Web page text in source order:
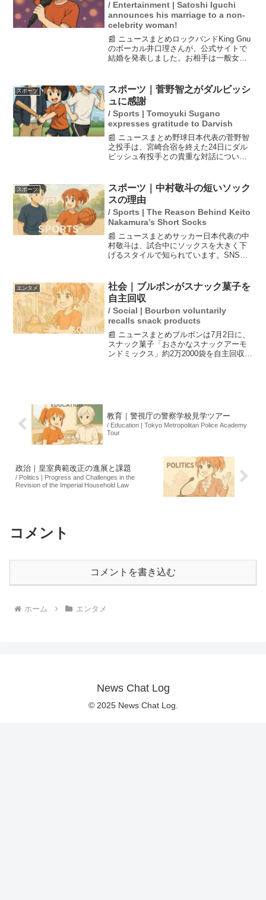
/ Entertainment | Satoshi Iguchi
announces his marriage to a non-
celebrity woman!
📰 ニュースまとめロックバンドKing Gnu
のボーカル井口理さんが、公式サイトで
結婚を発表しました。お相手は一般女性
います。井口さんは31歳であり、これか
らの人生の新...
スポーツ
スポーツ｜菅野智之がダルビッシ
ュに感謝
/ Sports | Tomoyuki Sugano
expresses gratitude to Darvish
📰 ニュースまとめ野球日本代表の菅野智
之投手は、宮崎合宿を終えた24日にダル
ビッシュ有投手との貴重な対話について
の野球人生にとって「財産」になったと
語り、その探究心に...
スポーツ
スポーツ｜中村敬斗の短いソック
スの理由
/ Sports | The Reason Behind Keito
Nakamura’s Short Socks
📰 ニュースまとめサッカー日本代表の中
村敬斗は、試合中にソックスを大きく下
げるスタイルで知られています。SNSで
い体質が影響しています。オーストリア
のLASK時代にはソ...
エンタメ
社会｜ブルボンがスナック菓子を
自主回収
/ Social | Bourbon voluntarily
recalls snack products
📰 ニュースまとめブルボンは7月2日に、
スナック菓子「おさかなスナックアーモ
ンドミックス」約2万2000袋を自主回収す
教育｜警視庁の警察学校見学ツアー
/ Education | Tokyo Metropolitan Police Academy
Tour
政治｜皇室典範改正の進展と課題
/ Politics | Progress and Challenges in the
Revision of the Imperial Household Law
コメント
コメントを書き込む
ホーム エンタメ
News Chat Log
© 2025 News Chat Log.